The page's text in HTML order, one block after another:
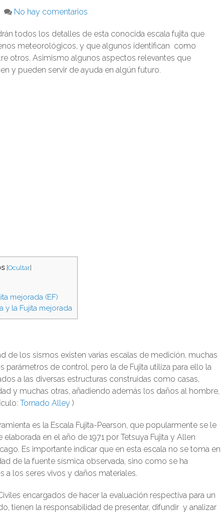
No hay comentarios
todos los detalles de esta conocida escala fujita que
meteorológicos, y que algunos identifican como
otros. Asimismo algunos aspectos relevantes que
y pueden servir de ayuda en algún futuro.
[Ocultar]
mejorada (EF)
y la Fujita mejorada
de los sismos existen varias escalas de medición, muchas
de control, pero la de Fujita utiliza para ello la
a las diversas estructuras construidas como casas,
y muchas otras, añadiendo además los daños al hombre,
Tornado Alley )
es la Escala Fujita-Pearson, que popularmente se le
en el año de 1971 por Tetsuya Fujita y Allen
Es importante indicar que en esta escala no se toma en
de la fuente sísmica observada, sino como se ha
a los seres vivos y daños materiales.
encargados de hacer la evaluación respectiva para un
tienen la responsabilidad de presentar, difundir y analizar